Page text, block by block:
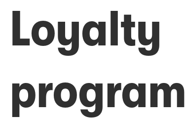
Loyalty
program